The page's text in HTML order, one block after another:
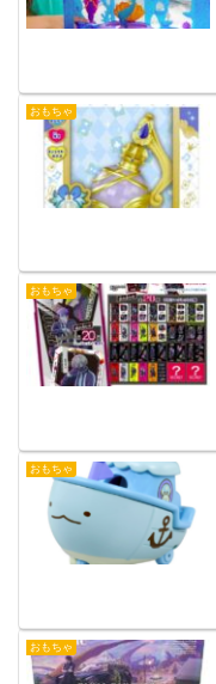
おもちゃ
おもちゃ
おもちゃ
おもちゃ